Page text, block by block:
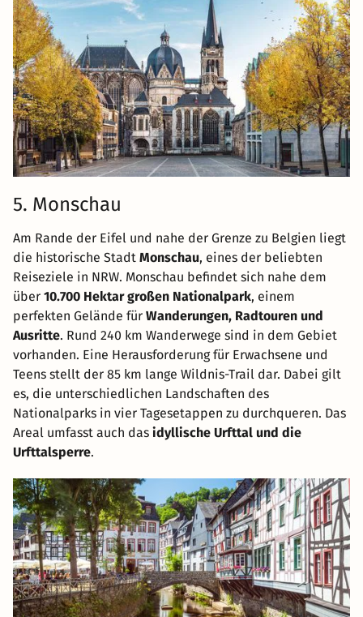
5. Monschau
Am Rande der Eifel und nahe der Grenze zu Belgien liegt
die historische Stadt Monschau, eines der beliebten
Reiseziele in NRW. Monschau befindet sich nahe dem
über 10.700 Hektar großen Nationalpark, einem
perfekten Gelände für Wanderungen, Radtouren und
Ausritte. Rund 240 km Wanderwege sind in dem Gebiet
vorhanden. Eine Herausforderung für Erwachsene und
Teens stellt der 85 km lange Wildnis-Trail dar. Dabei gilt
es, die unterschiedlichen Landschaften des
Nationalparks in vier Tagesetappen zu durchqueren. Das
Areal umfasst auch das idyllische Urfttal und die
Urfttalsperre.